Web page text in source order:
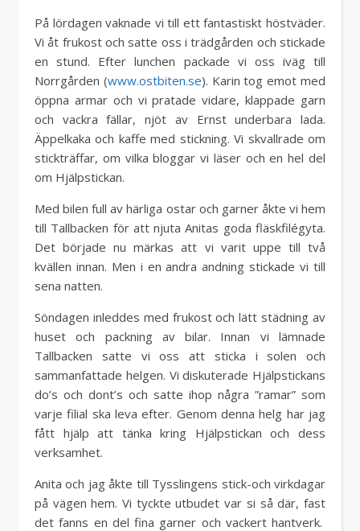
På lördagen vaknade vi till ett fantastiskt höstväder.
Vi åt frukost och satte oss i trädgården och stickade
en stund. Efter lunchen packade vi oss iväg till
Norrgården (www.ostbiten.se). Karin tog emot med
öppna armar och vi pratade vidare, klappade garn
och vackra fällar, njöt av Ernst underbara lada.
Äppelkaka och kaffe med stickning. Vi skvallrade om
stickträffar, om vilka bloggar vi läser och en hel del
om Hjälpstickan.
Med bilen full av härliga ostar och garner åkte vi hem
till Tallbacken för att njuta Anitas goda fläskfilégyta.
Det började nu märkas att vi varit uppe till två
kvällen innan. Men i en andra andning stickade vi till
sena natten.
Söndagen inleddes med frukost och lätt städning av
huset och packning av bilar. Innan vi lämnade
Tallbacken satte vi oss att sticka i solen och
sammanfattade helgen. Vi diskuterade Hjälpstickans
do’s och dont’s och satte ihop några ”ramar” som
varje filial ska leva efter. Genom denna helg har jag
fått hjälp att tänka kring Hjälpstickan och dess
verksamhet.
Anita och jag åkte till Tysslingens stick-och virkdagar
på vägen hem. Vi tyckte utbudet var si så där, fast
det fanns en del fina garner och vackert hantverk.